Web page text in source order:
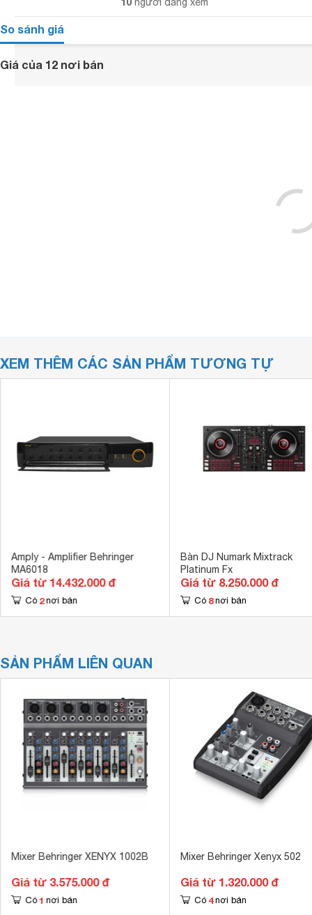
So sánh giá
Giá của 12 nơi bán
XEM THÊM CÁC SẢN PHẨM TƯƠNG TỰ
Amply - Amplifier Behringer
MA6018
Giá từ 14.432.000 đ
Có 2 nơi bán
Bàn DJ Numark Mixtrack
Platinum Fx
Giá từ 8.250.000 đ
Có 8 nơi bán
SẢN PHẨM LIÊN QUAN
Mixer Behringer XENYX 1002B
Giá từ 3.575.000 đ
Có 1 nơi bán
Mixer Behringer Xenyx 502
Giá từ 1.320.000 đ
Có 4 nơi bán